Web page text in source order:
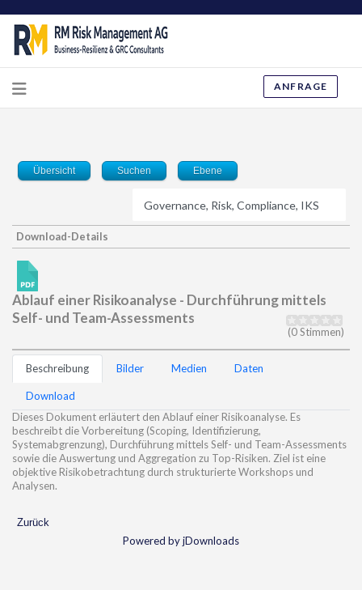
ANFRAGE
Übersicht Suchen Ebene
Download-Details
Ablauf einer Risikoanalyse - Durchführung mittels
Self- und Team-Assessments
(0 Stimmen)
Beschreibung Bilder Medien Daten
Download
Dieses Dokument erläutert den Ablauf einer Risikoanalyse. Es
beschreibt die Vorbereitung (Scoping, Identifizierung,
Systemabgrenzung), Durchführung mittels Self- und Team-Assessments
sowie die Auswertung und Aggregation zu Top-Risiken. Ziel ist eine
objektive Risikobetrachtung durch strukturierte Workshops und
Analysen.
Zurück
Powered by jDownloads